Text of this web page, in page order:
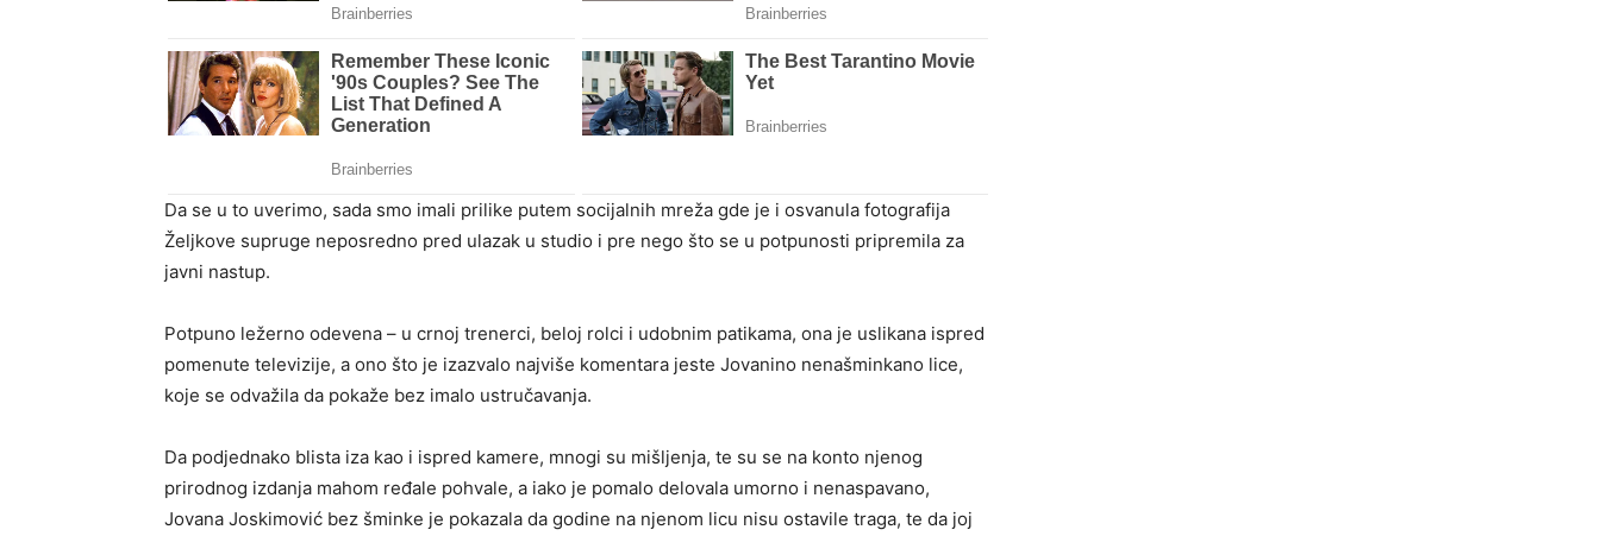
Da se u to uverimo, sada smo imali prilike putem socijalnih mreža gde je i osvanula fotografija
Željkove supruge neposredno pred ulazak u studio i pre nego što se u potpunosti pripremila za
javni nastup.
Potpuno ležerno odevena – u crnoj trenerci, beloj rolci i udobnim patikama, ona je uslikana ispred
pomenute televizije, a ono što je izazvalo najviše komentara jeste Jovanino nenašminkano lice,
koje se odvažila da pokaže bez imalo ustručavanja.
Da podjednako blista iza kao i ispred kamere, mnogi su mišljenja, te su se na konto njenog
prirodnog izdanja mahom ređale pohvale, a iako je pomalo delovala umorno i nenaspavano,
Jovana Joskimović bez šminke je pokazala da godine na njenom licu nisu ostavile traga, te da joj